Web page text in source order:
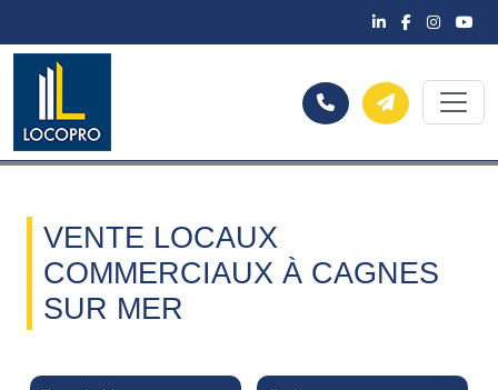
VENTE LOCAUX
COMMERCIAUX À CAGNES
SUR MER